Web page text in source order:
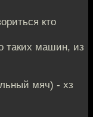
кто
таких машин, из
мяч) - хз